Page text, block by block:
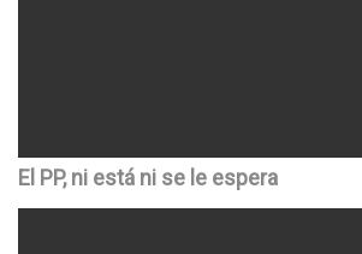
El PP, ni está ni se le espera